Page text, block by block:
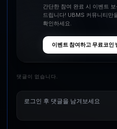
간단한 참여 완료 시 이벤트
드립니다! UBMS 커뮤니티만
확인하세요.
이벤트 참여하고 무료코인
댓글이 없습니다.